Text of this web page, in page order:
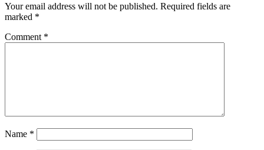
Your email address will not be published. Required fields are
marked *
Comment *
Name *